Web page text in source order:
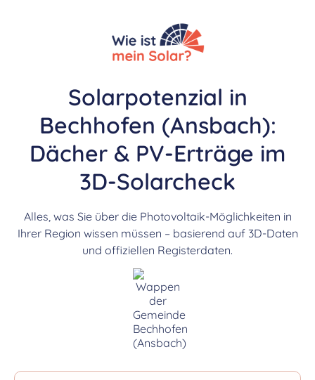
Solarpotenzial in
Bechhofen (Ansbach):
Dächer & PV-Erträge im
3D-Solarcheck
Alles, was Sie über die Photovoltaik-Möglichkeiten in
Ihrer Region wissen müssen – basierend auf 3D-Daten
und offiziellen Registerdaten.